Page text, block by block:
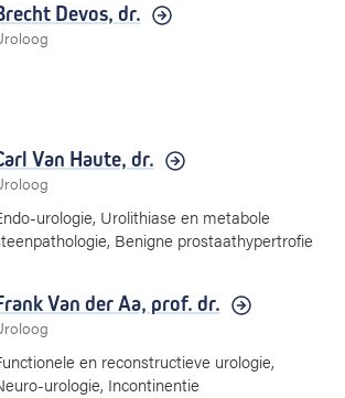
Devos, dr.
Van Haute, dr.
urologie, Urolithiase en metabole
Benigne prostaathypertrofie
Van der Aa, prof. dr.
en reconstructieve urologie,
urologie, Incontinentie